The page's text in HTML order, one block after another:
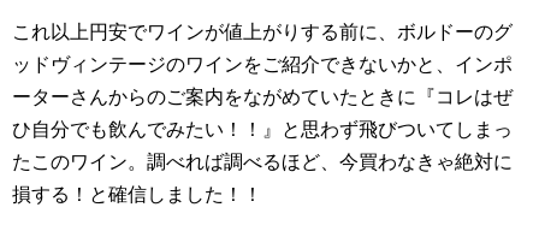
これ以上円安でワインが値上がりする前に、ボルドーのグ
ッドヴィンテージのワインをご紹介できないかと、インポ
ーターさんからのご案内をながめていたときに『コレはぜ
ひ自分でも飲んでみたい！！』と思わず飛びついてしまっ
たこのワイン。調べれば調べるほど、今買わなきゃ絶対に
損する！と確信しました！！